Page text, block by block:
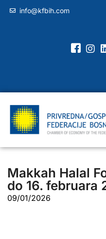
info@kfbih.com
Makkah Halal
do 16. februara
09/01/2026